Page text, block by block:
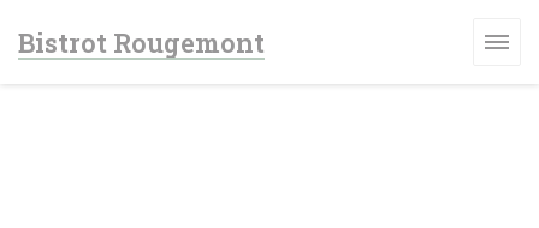
Bistrot Rougemont